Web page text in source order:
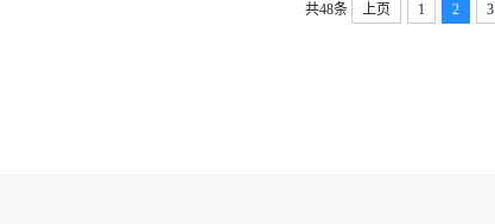
共48条 上页 1 2 3